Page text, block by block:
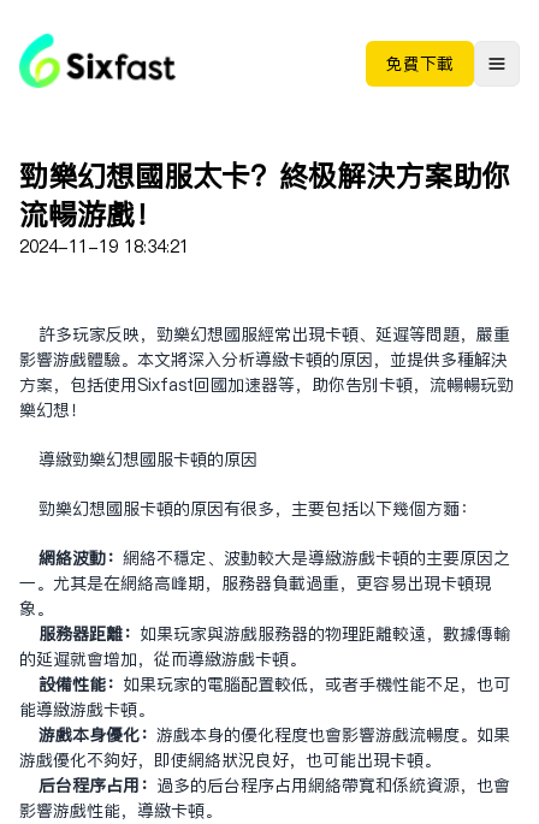
免费下载
劲乐幻想国服太卡？终极解决方案助你
流畅游戏！
2024-11-19 18:34:21
许多玩家反映，劲乐幻想国服经常出现卡顿、延迟等问题，严重
影响游戏体验。本文将深入分析导致卡顿的原因，并提供多种解决
方案，包括使用Sixfast回国加速器等，助你告别卡顿，流畅畅玩劲
乐幻想！
导致劲乐幻想国服卡顿的原因
劲乐幻想国服卡顿的原因有很多，主要包括以下几个方面：
网络波动： 网络不稳定、波动较大是导致游戏卡顿的主要原因之
一。尤其是在网络高峰期，服务器负载过重，更容易出现卡顿现
象。
服务器距离： 如果玩家与游戏服务器的物理距离较远，数据传输
的延迟就会增加，从而导致游戏卡顿。
设备性能： 如果玩家的电脑配置较低，或者手机性能不足，也可
能导致游戏卡顿。
游戏本身优化： 游戏本身的优化程度也会影响游戏流畅度。如果
游戏优化不够好，即使网络状况良好，也可能出现卡顿。
后台程序占用： 过多的后台程序占用网络带宽和系统资源，也会
影响游戏性能，导致卡顿。